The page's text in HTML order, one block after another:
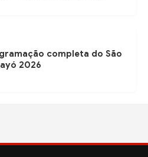
completa do São
2026